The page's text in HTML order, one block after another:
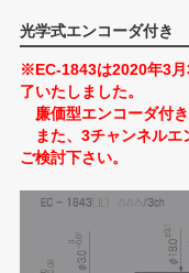
光学式エンコーダ付き
※EC-1843は2020年3
了いたしました。
廉価型エンコーダ付
また、3チャンネルエ
ご検討下さい。